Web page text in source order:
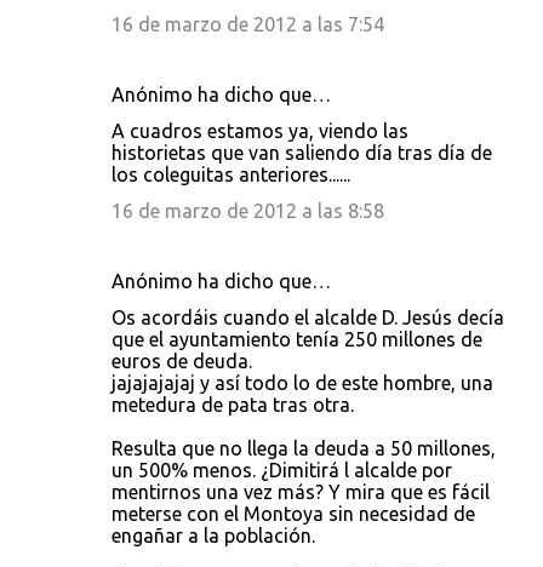
16 de marzo de 2012 a las 7:54
Anónimo ha dicho que…
A cuadros estamos ya, viendo las
historietas que van saliendo día tras día de
los coleguitas anteriores......
16 de marzo de 2012 a las 8:58
Anónimo ha dicho que…
Os acordáis cuando el alcalde D. Jesús decía
que el ayuntamiento tenía 250 millones de
euros de deuda.
jajajajajaj y así todo lo de este hombre, una
metedura de pata tras otra.
Resulta que no llega la deuda a 50 millones,
un 500% menos. ¿Dimitirá l alcalde por
mentirnos una vez más? Y mira que es fácil
meterse con el Montoya sin necesidad de
engañar a la población.